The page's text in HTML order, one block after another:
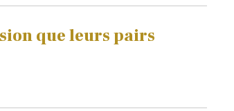
que leurs pairs